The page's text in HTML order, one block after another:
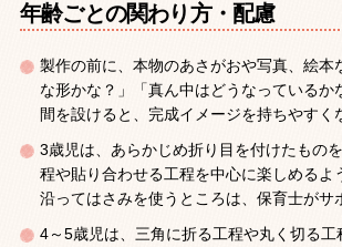
年齢ごとの関わり方・配慮
製作の前に、本物のあさがおや写真、絵本
な形かな？」「真ん中はどうなっているか
間を設けると、完成イメージを持ちやすく
3歳児は、あらかじめ折り目を付けたもの
程や貼り合わせる工程を中心に楽しめるよ
沿ってはさみを使うところは、保育士がサ
4～5歳児は、三角に折る工程や丸く切る工